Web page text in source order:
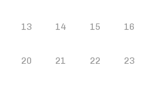
13 14 15 16
20 21 22 23